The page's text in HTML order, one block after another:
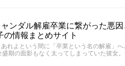
ンダル解雇卒業に繋がった悪因
情報まとめサイト
れよという間に「卒業という名の解雇」へ
期の面影もなく太ってしまっていた彼女